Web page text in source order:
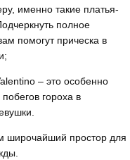
именно такие платья-
полное
помогут прическа в
– это особенно
гороха в
широчайший простор для